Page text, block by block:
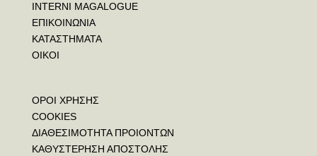
INTERNI MAGALOGUE
ΕΠΙΚΟΙΝΩΝΙΑ
ΚΑΤΑΣΤΗΜΑΤΑ
ΟΙΚΟΙ
ΟΡΟΙ ΧΡΗΣΗΣ
COOKIES
ΔΙΑΘΕΣΙΜΟΤΗΤΑ ΠΡΟΙΟΝΤΩΝ
ΚΑΘΥΣΤΕΡΗΣΗ ΑΠΟΣΤΟΛΗΣ